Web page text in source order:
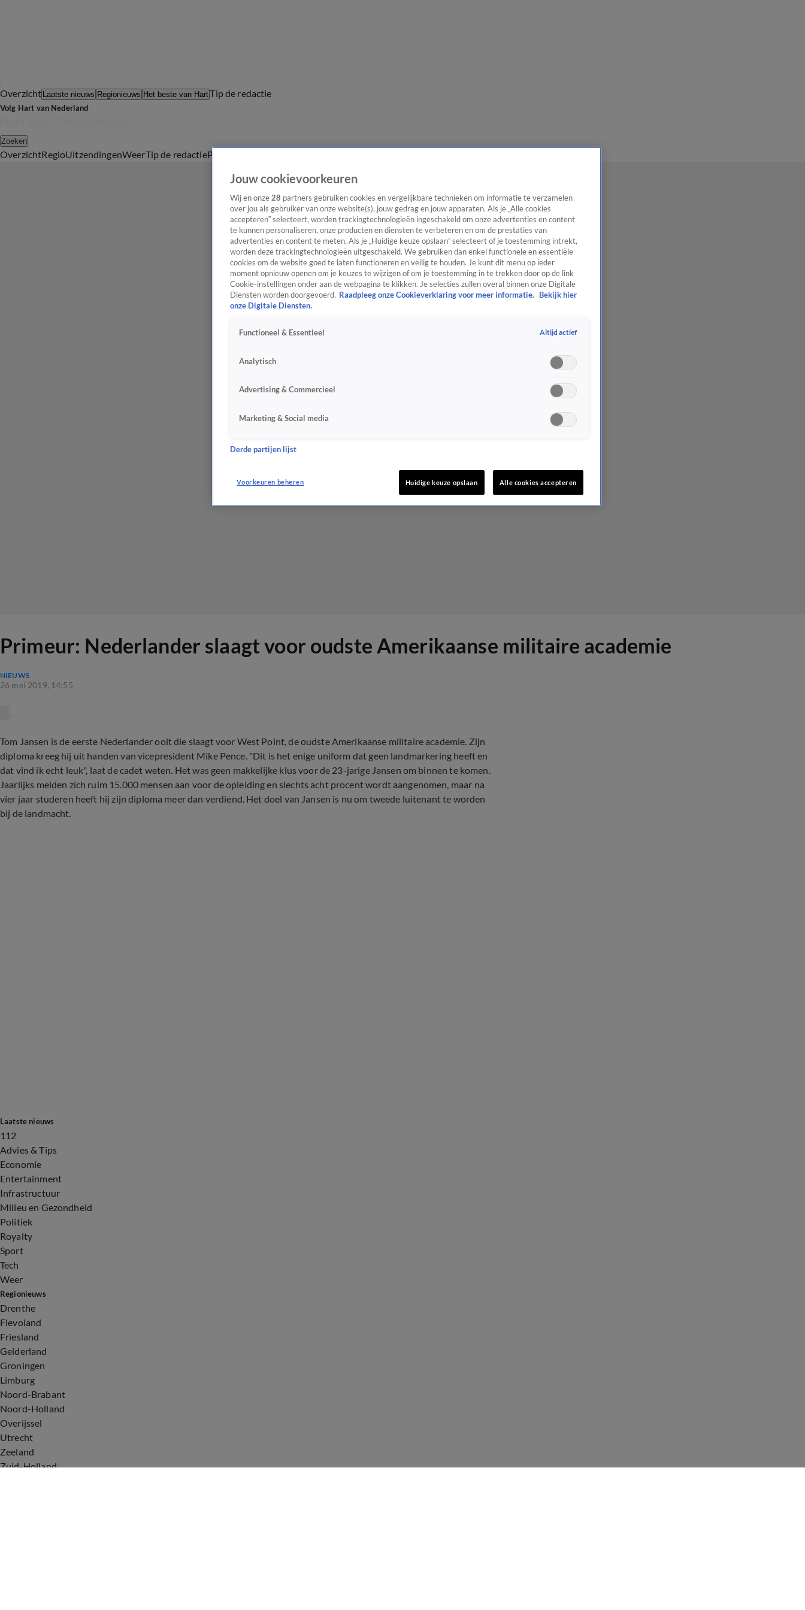
Overzicht Laatste nieuws Regionieuws Het beste van HartTip de redactie
Volg Hart van Nederland
Zoeken
OverzichtRegioUitzendingenWeerTip de redactiePanel
Primeur: Nederlander slaagt voor oudste Amerikaanse militaire academie
NIEUWS
26 mei 2019, 14:55
Tom Jansen is de eerste Nederlander ooit die slaagt voor West Point, de oudste Amerikaanse militaire academie. Zijn
diploma kreeg hij uit handen van vicepresident Mike Pence. "Dit is het enige uniform dat geen landmarkering heeft en
dat vind ik echt leuk", laat de cadet weten. Het was geen makkelijke klus voor de 23-jarige Jansen om binnen te komen.
Jaarlijks melden zich ruim 15.000 mensen aan voor de opleiding en slechts acht procent wordt aangenomen, maar na
vier jaar studeren heeft hij zijn diploma meer dan verdiend. Het doel van Jansen is nu om tweede luitenant te worden
bij de landmacht.
Laatste nieuws
112
Advies & Tips
Economie
Entertainment
Infrastructuur
Milieu en Gezondheid
Politiek
Royalty
Sport
Tech
Weer
Regionieuws
Drenthe
Flevoland
Friesland
Gelderland
Groningen
Limburg
Noord-Brabant
Noord-Holland
Overijssel
Utrecht
Zeeland
Zuid-Holland
Jouw cookievoorkeuren
Wij en onze 28 partners gebruiken cookies en vergelijkbare technieken om informatie te verzamelen
over jou als gebruiker van onze website(s), jouw gedrag en jouw apparaten. Als je „Alle cookies
accepteren” selecteert, worden trackingtechnologieën ingeschakeld om onze advertenties en content
te kunnen personaliseren, onze producten en diensten te verbeteren en om de prestaties van
advertenties en content te meten. Als je „Huidige keuze opslaan” selecteert of je toestemming intrekt,
worden deze trackingtechnologieën uitgeschakeld. We gebruiken dan enkel functionele en essentiële
cookies om de website goed te laten functioneren en veilig te houden. Je kunt dit menu op ieder
moment opnieuw openen om je keuzes te wijzigen of om je toestemming in te trekken door op de link
Cookie-instellingen onder aan de webpagina te klikken. Je selecties zullen overal binnen onze Digitale
Diensten worden doorgevoerd. Raadpleeg onze Cookieverklaring voor meer informatie.
Bekijk hier
onze Digitale Diensten.
Functioneel & Essentieel Altijd actief
Analytisch
Advertising & Commercieel
Marketing & Social media
Derde partijen lijst
Voorkeuren beheren Huidige keuze opslaan Alle cookies accepteren